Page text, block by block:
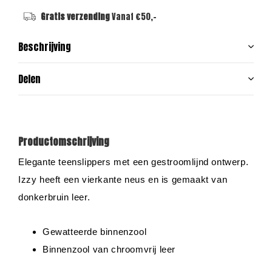
Gratis verzendingVanaf €50,-
Beschrijving
Delen
Productomschrijving
Elegante teenslippers met een gestroomlijnd ontwerp.
Izzy heeft een vierkante neus en is gemaakt van
donkerbruin leer.
Gewatteerde binnenzool
Binnenzool van chroomvrij leer